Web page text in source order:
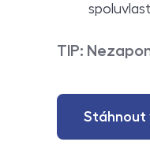
TIP:
Stáhnout